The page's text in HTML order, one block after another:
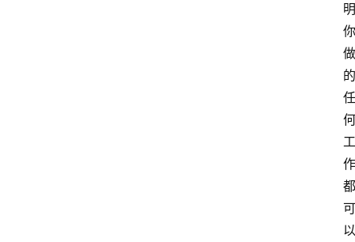
明
你
做
的
任
何
工
作
都
可
以